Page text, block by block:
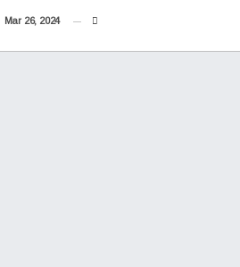
Mar 26, 2024